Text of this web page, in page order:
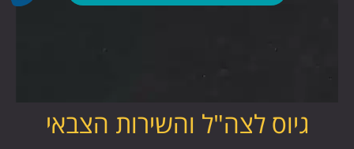
גיוס לצה"ל והשירות הצבאי